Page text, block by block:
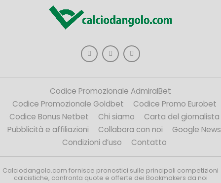
Codice Promozionale AdmiralBet
Codice Promozionale Goldbet
Codice Promo Eurobet
Codice Bonus Netbet
Chi siamo
Carta del giornalista
Pubblicità e affiliazioni
Collabora con noi
Google News
Condizioni d’uso
Contatto
Calciodangolo.com fornisce pronostici sulle principali competizioni
calcistiche, confronta quote e offerte dei Bookmakers da noi